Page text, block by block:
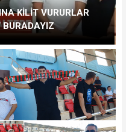
KİLİT VURURLAR
BURADAYIZ